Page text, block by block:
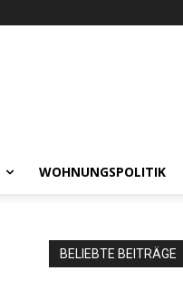
WOHNUNGSPOLITIK
BELIEBTE BEITRÄGE